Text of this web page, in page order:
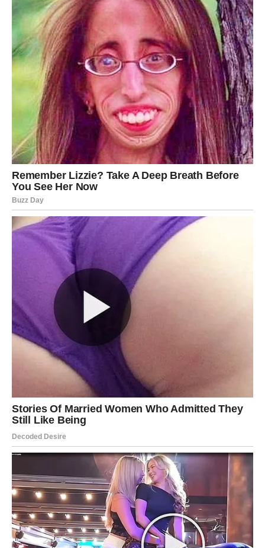
Vodolija je znak razuma, vizije i distance. Uvek si znao da
se izdigneš iznad emocija i sagledaš stvari racionalno. Ali
univerzum sada kaže –ovaj put razum nije dovoljan.
Emocije koje potiskuješ postale su preglasne da bi se
ignorisale.
U poslednje vreme osećaš unutrašnji nemir koji ne znaš
kako da objasniš. Spolja deluješ stabilno, čak hladno, ali
iznutra se odvija ozbiljan proces preispitivanja. Zvezde te
pozivaju da se povežeš sa sobom, ne kroz logiku, već
kroz iskren osećaj.
Ako nastaviš da bežiš od onoga što osećaš, možeš se
osećati izgubljeno, odvojeno od sopstvenog puta i ljudi.
Ako, međutim, priznaš sebi istinu – čak i onu koja te plaši
– dolazi iznenadna jasnoća. Vodolije koje poslušaju ovaj
savet često donose hrabru odluku koja menja njihov
životni pravac.
Ovo je period kada moraš da prestaneš da glumiš da ti
ništa nije važno. Jeste. I to nije slabost. To je tvoja nova
snaga.
Savet zvezda za Vodoliju:
Ne moraš sve da racionalizuješ. Dovoljno je da budeš
iskren prema sebi. Kada priznaš šta osećaš, univerzum
otvara vrata koja su dugo bila zatvorena.